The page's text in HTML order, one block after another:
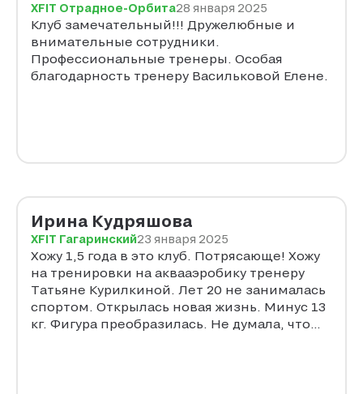
XFIT Отрадное-Орбита28 января 2025
Клуб замечательный!!! Дружелюбные и
внимательные сотрудники.
Профессиональные тренеры. Особая
благодарность тренеру Васильковой Елене.
Ирина Кудряшова
XFIT Гагаринский23 января 2025
Хожу 1,5 года в это клуб. Потрясающе! Хожу
на тренировки на аквааэробику тренеру
Татьяне Курилкиной. Лет 20 не занималась
спортом. Открылась новая жизнь. Минус 13
кг. Фигура преобразилась. Не думала, что